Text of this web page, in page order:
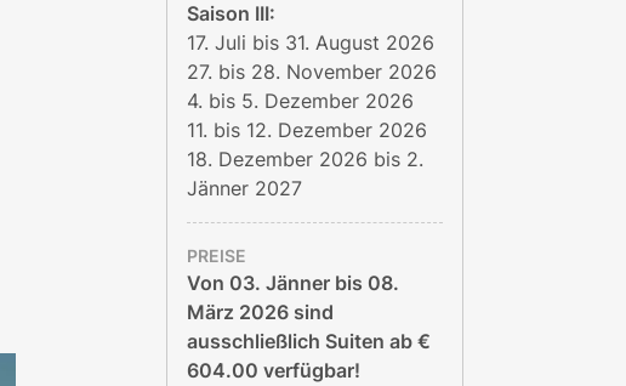
Saison III:
17. Juli bis 31. August 2026
27. bis 28. November 2026
4. bis 5. Dezember 2026
11. bis 12. Dezember 2026
18. Dezember 2026 bis 2.
Jänner 2027
PREISE
Von 03. Jänner bis 08.
März 2026 sind
ausschließlich Suiten ab €
604.00 verfügbar!